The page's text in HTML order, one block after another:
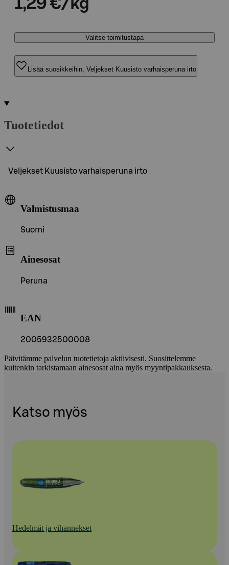
1,29 €/kg
Valitse toimitustapa
Lisää suosikkeihin, Veljekset Kuusisto varhaisperuna irto
Tuotetiedot
Veljekset Kuusisto varhaisperuna irto
Valmistusmaa
Suomi
Ainesosat
Peruna
EAN
2005932500008
Päivitämme palvelun tuotetietoja aktiivisesti. Suosittelemme
kuitenkin tarkistamaan ainesosat aina myös myyntipakkauksesta.
Katso myös
Hedelmät ja vihannekset